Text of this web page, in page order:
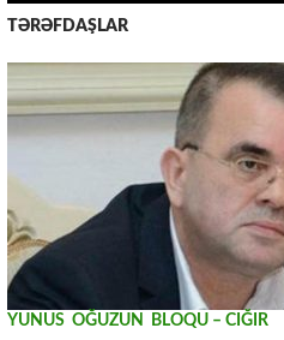
TƏRƏFDAŞLAR
YUNUS OĞUZUN BLOQU – CIĞIR